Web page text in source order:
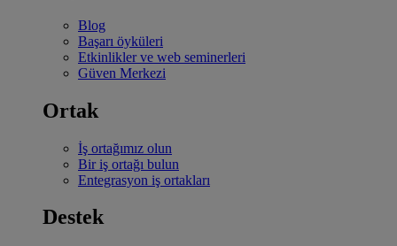
Blog
Başarı öyküleri
Etkinlikler ve web seminerleri
Güven Merkezi
Ortak
İş ortağımız olun
Bir iş ortağı bulun
Entegrasyon iş ortakları
Destek